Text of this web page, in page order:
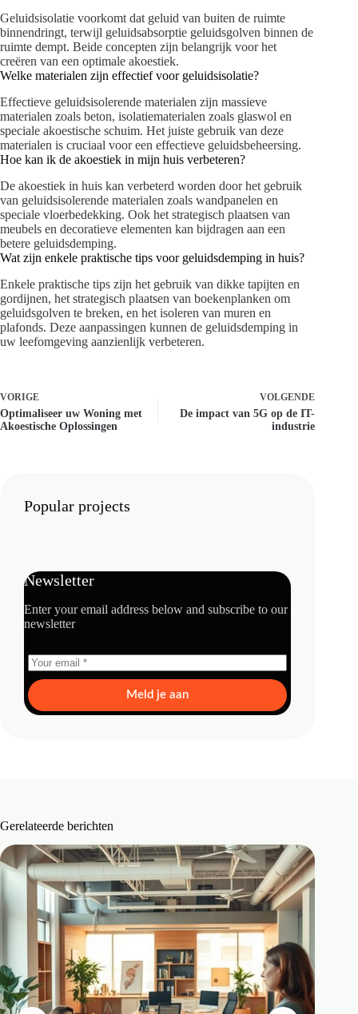
Geluidsisolatie voorkomt dat geluid van buiten de ruimte
binnendringt, terwijl geluidsabsorptie geluidsgolven binnen de
ruimte dempt. Beide concepten zijn belangrijk voor het
creëren van een optimale akoestiek.
Welke materialen zijn effectief voor geluidsisolatie?
Effectieve geluidsisolerende materialen zijn massieve
materialen zoals beton, isolatiematerialen zoals glaswol en
speciale akoestische schuim. Het juiste gebruik van deze
materialen is cruciaal voor een effectieve geluidsbeheersing.
Hoe kan ik de akoestiek in mijn huis verbeteren?
De akoestiek in huis kan verbeterd worden door het gebruik
van geluidsisolerende materialen zoals wandpanelen en
speciale vloerbedekking. Ook het strategisch plaatsen van
meubels en decoratieve elementen kan bijdragen aan een
betere geluidsdemping.
Wat zijn enkele praktische tips voor geluidsdemping in huis?
Enkele praktische tips zijn het gebruik van dikke tapijten en
gordijnen, het strategisch plaatsen van boekenplanken om
geluidsgolven te breken, en het isoleren van muren en
plafonds. Deze aanpassingen kunnen de geluidsdemping in
uw leefomgeving aanzienlijk verbeteren.
VORIGE
Optimaliseer uw Woning met
Akoestische Oplossingen
VOLGENDE
De impact van 5G op de IT-
industrie
Popular projects
Newsletter
Enter your email address below and subscribe to our
newsletter
Meld je aan
Gerelateerde berichten